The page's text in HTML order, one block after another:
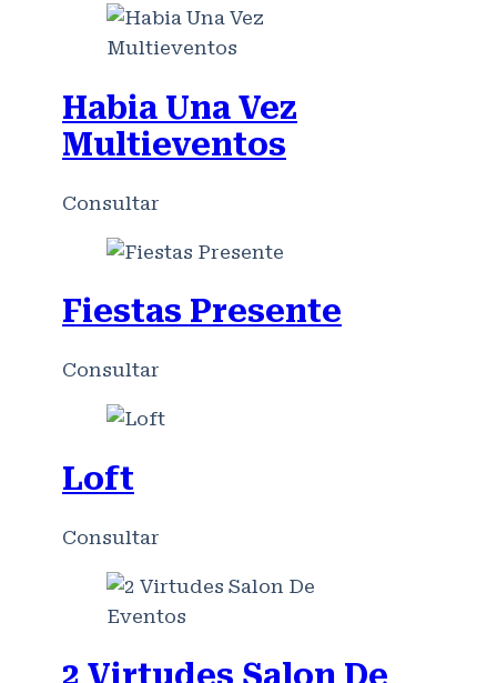
Habia Una Vez
Multieventos
Consultar
Fiestas Presente
Consultar
Loft
Consultar